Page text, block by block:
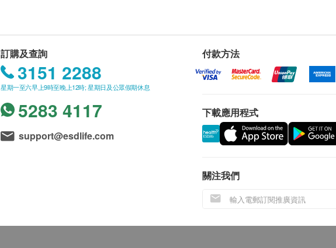
訂購及查詢
3151 2288
星期一至六早上9時至晚上12時; 星期日及公眾假期休息
5283 4117
support@esdlife.com
付款方法
下載應用程式
關注我們